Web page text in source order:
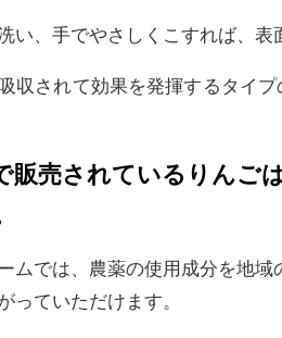
い、手でやさしくこすれば、表
収されて効果を発揮するタイ
販売されているりんご
ムでは、農薬の使用成分を地
っていただけます。